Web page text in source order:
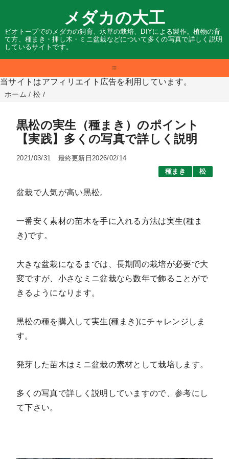
メダカの大工
ビオトープでのメダカの飼育、水草の栽培、DIYによる製作。植物の育
て方、種まき・挿し木・ミニ盆栽などについて多くの写真で詳しく説明
しているサイトです。
=
当サイトはアフィリエイト広告を利用しています。
ホーム / 松 /
黒松の実生（種まき）のポイント
【実践】多くの写真で詳しく説明
2021/03/31
最終更新日2026/02/14
種まき
松
盆栽で人気が高い黒松。
一番安く素材の苗木を手に入れる方法は実生(種ま
き)です。
大きな盆栽になるまでは、長期間の栽培が必要で大
変ですが、小さなミニ盆栽なら数年で飾ることがで
きるようになります。
黒松の種を購入して実生(種まき)にチャレンジしま
す。
発芽した苗木はミニ盆栽の素材として栽培します。
多くの写真で詳しく説明していますので、参考にし
て下さい。